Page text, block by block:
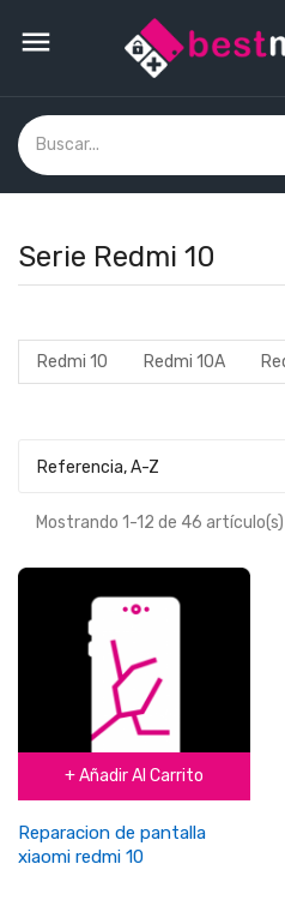

Serie Redmi 10
Redmi 10 Redmi 10A
Referencia, A-Z
Mostrando 1-12 de 46 artículo(s)
+ Añadir Al Carrito
Reparacion de pantalla
xiaomi redmi 10